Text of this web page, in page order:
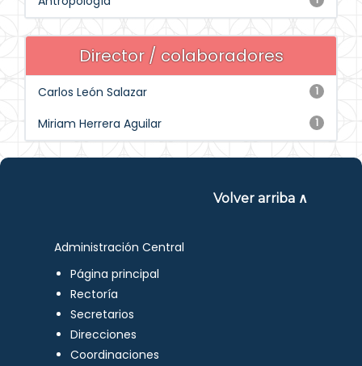
Director / colaboradores
1
Carlos León Salazar
1
Miriam Herrera Aguilar
Volver arriba ∧
Administración Central
Página principal
Rectoría
Secretarios
Direcciones
Coordinaciones